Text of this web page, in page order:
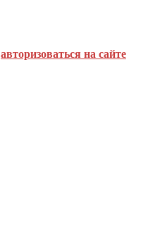
авторизоваться на сайте